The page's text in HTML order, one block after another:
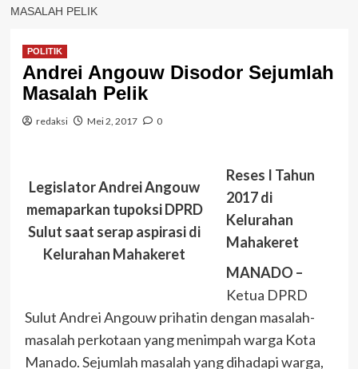
MASALAH PELIK
POLITIK
Andrei Angouw Disodor Sejumlah
Masalah Pelik
redaksi Mei 2, 2017 0
Legislator Andrei Angouw
memaparkan tupoksi DPRD
Sulut saat serap aspirasi di
Kelurahan Mahakeret
Reses I Tahun
2017 di
Kelurahan
Mahakeret
MANADO –
Ketua DPRD
Sulut Andrei Angouw prihatin dengan masalah-
masalah perkotaan yang menimpah warga Kota
Manado. Sejumlah masalah yang dihadapi warga,